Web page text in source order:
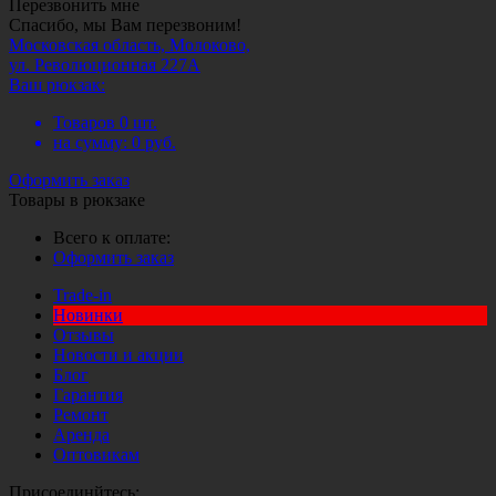
Перезвонить мне
Спасибо, мы Вам перезвоним!
Московская область, Молоково,
ул. Революционная 227А
Ваш рюкзак:
Товаров 0 шт.
на сумму: 0 руб.
Оформить заказ
Товары в рюкзаке
Всего к оплате:
Оформить заказ
Trade-in
Новинки
Отзывы
Новости и акции
Блог
Гарантия
Ремонт
Аренда
Оптовикам
Присоединйтесь: